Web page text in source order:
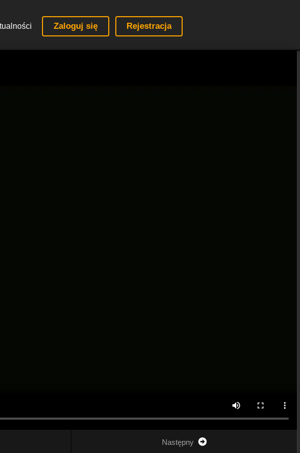
Zaloguj się Rejestracja
Następny